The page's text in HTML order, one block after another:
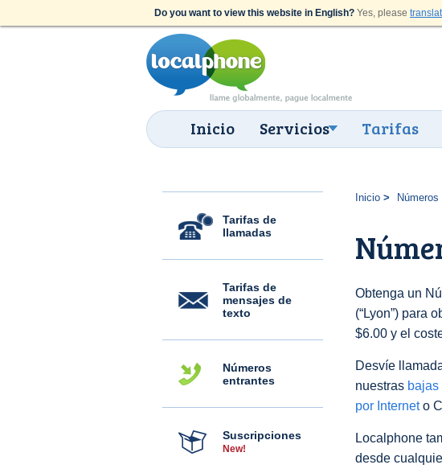
Do you want to view this website in English? Yes, please
Inicio Servicios Tarifas
Tarifas de
llamadas
Tarifas de
mensajes de
texto
Números
entrantes
Suscripciones
New!
Inicio
Obtenga un
(“Lyon”) para
$6.00 y el
Desvíe
nuestras
por Interneto
Localphone
desde